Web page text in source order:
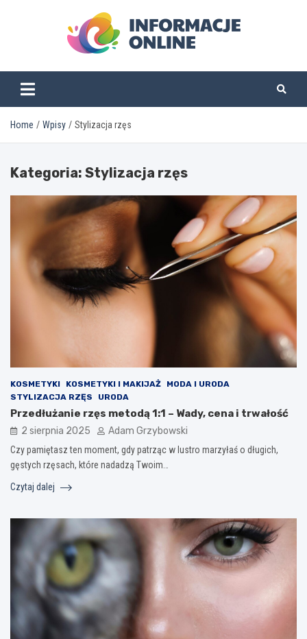
informacjeonline.pl
Home Wpisy Stylizacja rzęs
Kategoria: Stylizacja rzęs
KOSMETYKI KOSMETYKI I MAKIJAŻ
MODA I URODA
STYLIZACJA RZĘS
URODA
Przedłużanie rzęs metodą 1:1 – Wady, cena i trwałość
2 sierpnia 2025 Adam Grzybowski
Czy pamiętasz ten moment, gdy patrząc w lustro marzyłaś o długich,
gęstych rzęsach, które nadadzą Twoim…
Czytaj dalej